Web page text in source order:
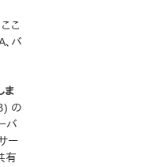
概要
こ
バ
ま
の
バ
ー
有